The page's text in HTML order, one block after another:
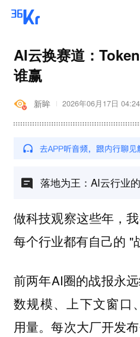
AI云换赛道：
谁赢
新眸 2026年06月17日 04:24
落地为王：AI云行业
做科技观察这些年，
每个行业都有自己的 "
前两年AI圈的战报永
数规模、上下文窗口
用量。每次大厂开发